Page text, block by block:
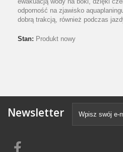
odporność na zjawisko
dobrą trakcją, również podczas
Stan: Produkt nowy
Newsletter